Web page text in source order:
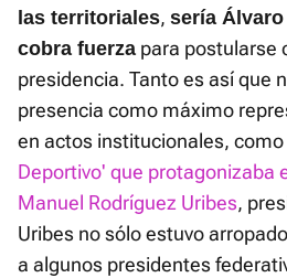
las territoriales, sería
cobra fuerza para postularse
presidencia. Tanto es así que
presencia como máximo
en actos institucionales, como
Deportivo' que protagonizaba
Manuel Rodríguez Uribes,
Uribes no sólo estuvo
a algunos presidentes